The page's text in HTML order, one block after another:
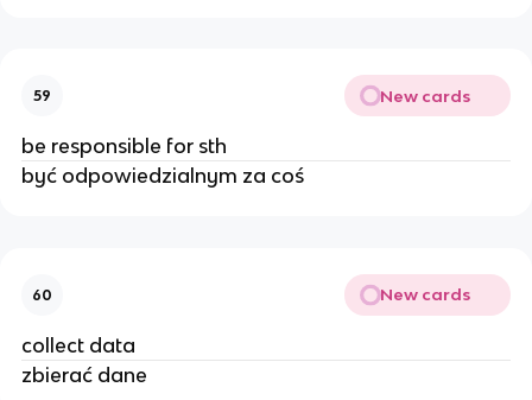
59 New cards
be responsible for sth
być odpowiedzialnym za coś
60 New cards
collect data
zbierać dane